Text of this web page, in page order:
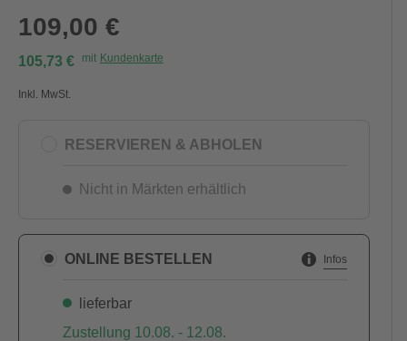
109,00 €
105,73 € mit Kundenkarte
Inkl. MwSt.
RESERVIEREN & ABHOLEN
Nicht in Märkten erhältlich
ONLINE BESTELLEN Infos
lieferbar
Zustellung 10.08. - 12.08.